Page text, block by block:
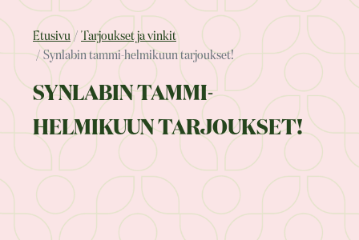
Etusivu
Tarjoukset ja vinkit
Synlabin tammi-helmikuun tarjoukset!
SYNLABIN TAMMI-
HELMIKUUN TARJOUKSET!